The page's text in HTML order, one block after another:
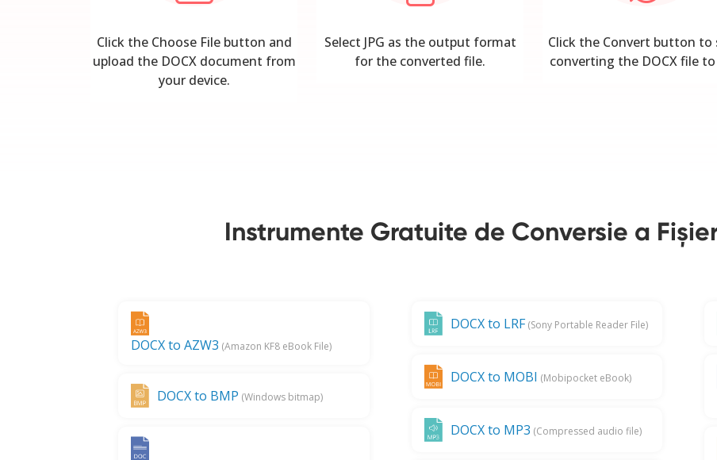
Click the Choose File button and
upload the DOCX document from
your device.
Select JPG as the output format
for the converted file.
Click the Convert button to
converting the DOCX file to
Instrumente Gratuite de Conversie a
DOCX to AZW3 (Amazon KF8 eBook File)
DOCX to BMP (Windows bitmap)
DOCX to LRF(Sony Portable Reader File)
DOCX to MOBI (Mobipocket eBook)
DOCX to MP3 (Compressed audio file)